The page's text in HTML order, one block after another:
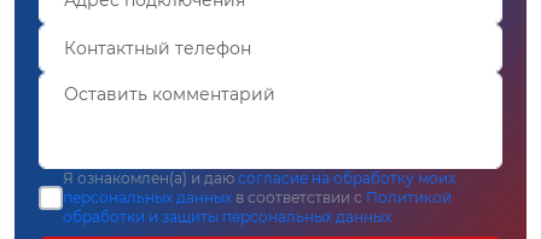
Я ознакомлен(а) и даю согласие на обработку моих
персональных данных в соответствии с Политикой
обработки и защиты персональных данных